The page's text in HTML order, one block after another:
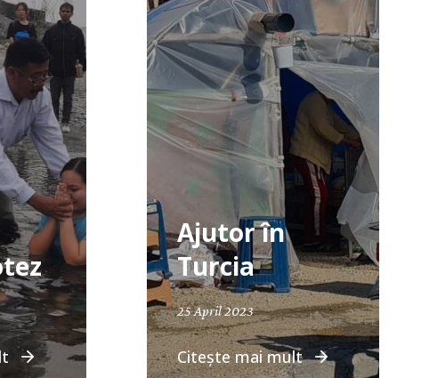
Ajutor în
Turcia
25 April 2023
Citește mai mult